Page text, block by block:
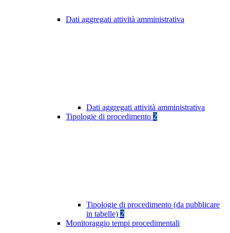
Dati aggregati attività amministrativa
Dati aggregati attività amministrativa
Tipologie di procedimento 2
Tipologie di procedimento (da pubblicare
in tabelle) 2
Monitoraggio tempi procedimentali